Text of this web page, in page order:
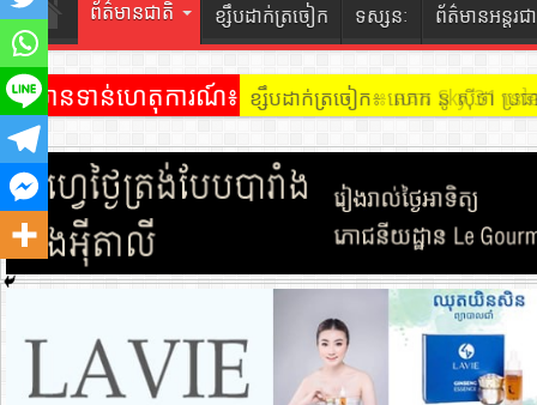
ព័ត៌មានជាតិ ខ្សឹបដាក់ត្រចៀក ទស្សនៈ ព័ត៌មានអន្តរជ
ព័ត៌មានទាន់ហេតុការណ៍៖ ខ្សឹបដាក់ត្រចៀក ៖ អគារ Sky 31